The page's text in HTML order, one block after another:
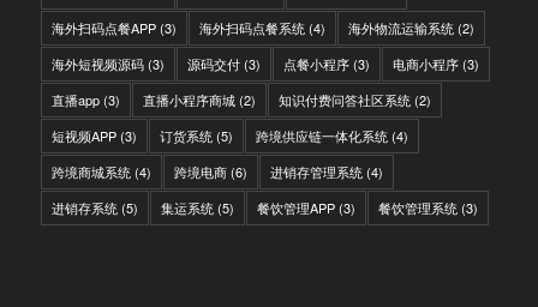
海外扫码点餐APP(3) 海外扫码点餐系统 (4) 海外物流运输系统 (2)
海外短视频源码(3) 源码交付(3) 点餐小程序(3) 电商小程序(3)
直播app(3) 直播小程序商城(2) 知识付费问答社区系统 (2)
短视频APP(3) 订货系统 (5) 跨境供应链一体化系统 (4)
跨境商城系统 (4) 跨境电商(6) 进销存管理系统 (4)
进销存系统 (5) 集运系统 (5) 餐饮管理APP(3) 餐饮管理系统 (3)